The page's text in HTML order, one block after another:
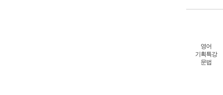
영어
기획특강
문법